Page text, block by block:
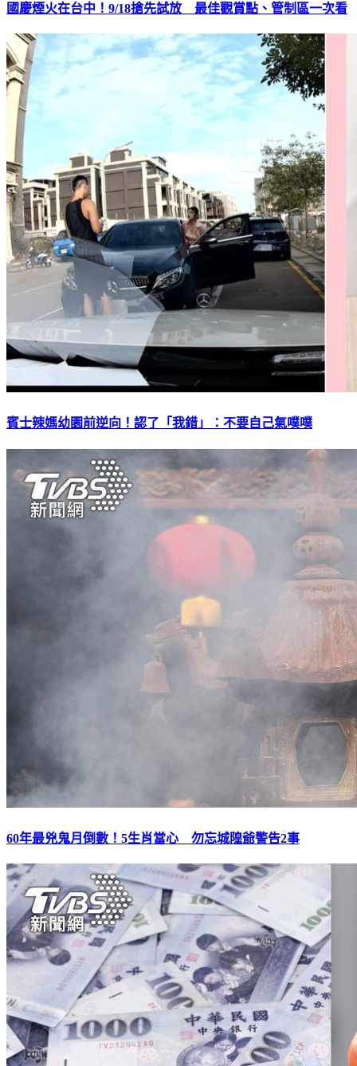
國慶煙火在台中！9/18搶先試放 最佳觀賞點、管制區一次看
賓士辣媽幼園前逆向！認了「我錯」：不要自己氣噗噗
60年最兇鬼月倒數！5生肖當心 勿忘城隍爺警告2事